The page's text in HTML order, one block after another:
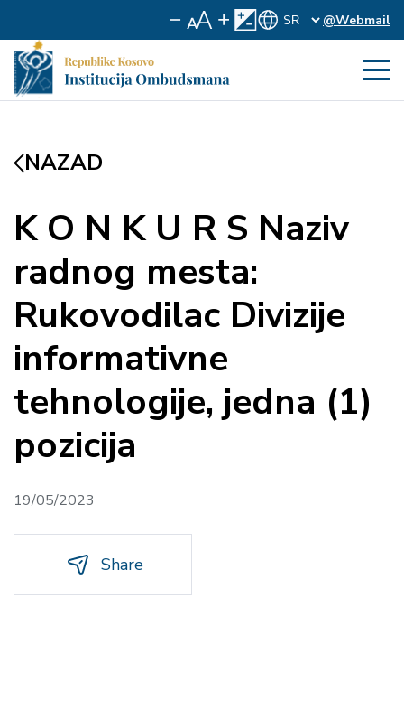
@Webmail
NAZAD
K O N K U R S Naziv
radnog mesta:
Rukovodilac Divizije
informativne
tehnologije, jedna (1)
pozicija
19/05/2023
Share